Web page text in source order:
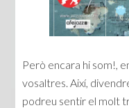
Però encara hi som!,
vosaltres. Així,
podreu sentir el molt